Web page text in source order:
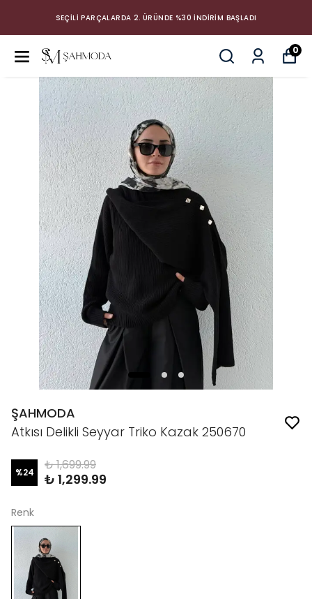
SEÇİLİ PARÇALARDA 2. ÜRÜNDE %30 İNDİRİM BAŞLADI
0
ŞAHMODA
Atkısı Delikli Seyyar Triko Kazak 250670
%24 ₺ 1,699.99
₺ 1,299.99
Renk